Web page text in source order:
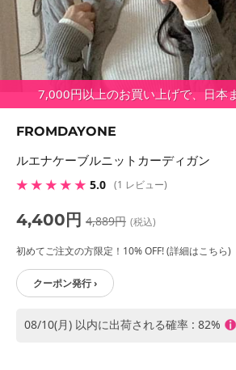
7,000円以上のお買い上げで、日本
FROMDAYONE
ルエナケーブルニットカーディガン
★ ★ ★ ★ ★ 5.0 (1 レビュー)
4,400円 4,889円 (税込)
初めてご注文の方限定！10% OFF! (詳細はこちら)
クーポン発行 ›
08/10(月) 以内に出荷される確率 : 82%